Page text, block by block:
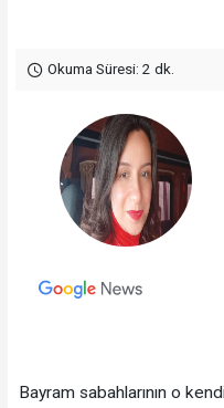
Okuma Süresi: 2 dk.
Bayram sabahlarının o